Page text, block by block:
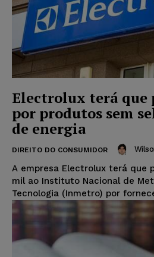
Electrolux terá que
por produtos sem
de energia
DIREITO DO CONSUMIDOR
A empresa Electrolux terá que
mil ao Instituto Nacional de
Tecnologia (Inmetro) por